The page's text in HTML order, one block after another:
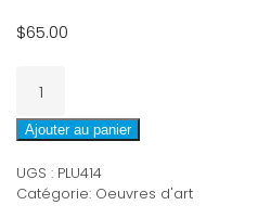
$65.00
PLU414
Ajouter au panier
UGS : PLU414
Catégorie: Oeuvres d'art